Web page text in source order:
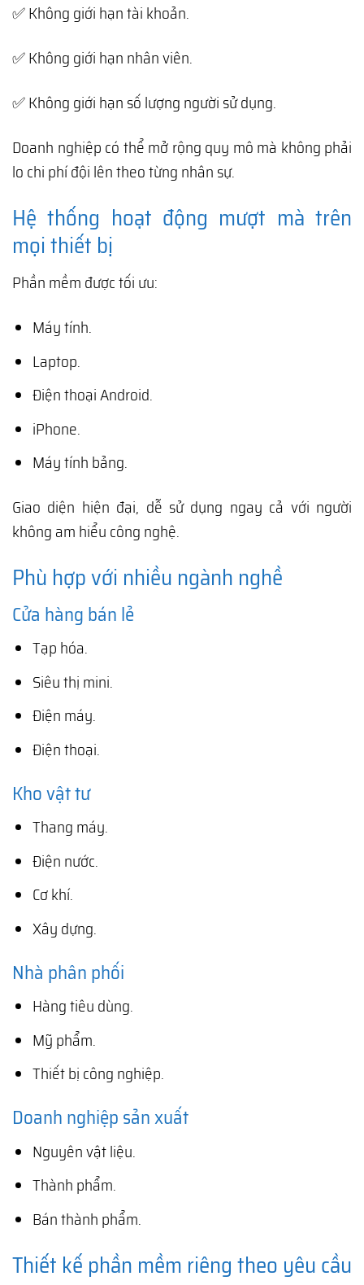
✅ Không giới hạn tài khoản.
✅ Không giới hạn nhân viên.
✅ Không giới hạn số lượng người sử dụng.
Doanh nghiệp có thể mở rộng quy mô mà không phải
lo chi phí đội lên theo từng nhân sự.
Hệ thống hoạt động mượt mà trên
mọi thiết bị
Phần mềm được tối ưu:
Máy tính.
Laptop.
Điện thoại Android.
iPhone.
Máy tính bảng.
Giao diện hiện đại, dễ sử dụng ngay cả với người
không am hiểu công nghệ.
Phù hợp với nhiều ngành nghề
Cửa hàng bán lẻ
Tạp hóa.
Siêu thị mini.
Điện máy.
Điện thoại.
Kho vật tư
Thang máy.
Điện nước.
Cơ khí.
Xây dựng.
Nhà phân phối
Hàng tiêu dùng.
Mỹ phẩm.
Thiết bị công nghiệp.
Doanh nghiệp sản xuất
Nguyên vật liệu.
Thành phẩm.
Bán thành phẩm.
Thiết kế phần mềm riêng theo yêu cầu